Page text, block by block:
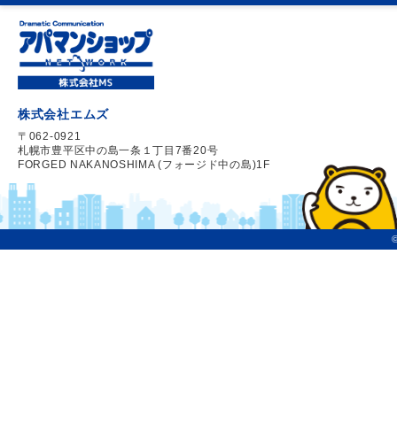
株式会社エムズ
〒062-0921
札幌市豊平区中の島一条１丁目7番20号
FORGED NAKANOSHIMA (フォージド中の島)1F